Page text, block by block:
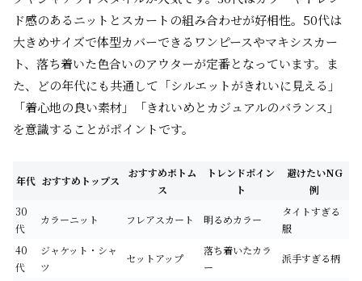
ド感のあるニットとスカートの組み合わせが好相性。50代は
大きめサイズで体型カバーできるワンピースやマキシスカー
ト、落ち着いた色合いのアウターが定番となっています。ま
た、どの年代にも共通して「シルエットがきれいに見える」
「着心地の良い素材」「きれいめとカジュアルのバランス」
を意識することがポイントです。
年代 おすすめトップス
おすすめボトム
ス
トレンドポイン
ト
避けたいNG
例
30
代
カラーニット フレアスカート 明るめカラー
タイトすぎる
服
40
代
ジャケット・シャ
ツ
セットアップ
落ち着いたカラ
ー
派手すぎる柄